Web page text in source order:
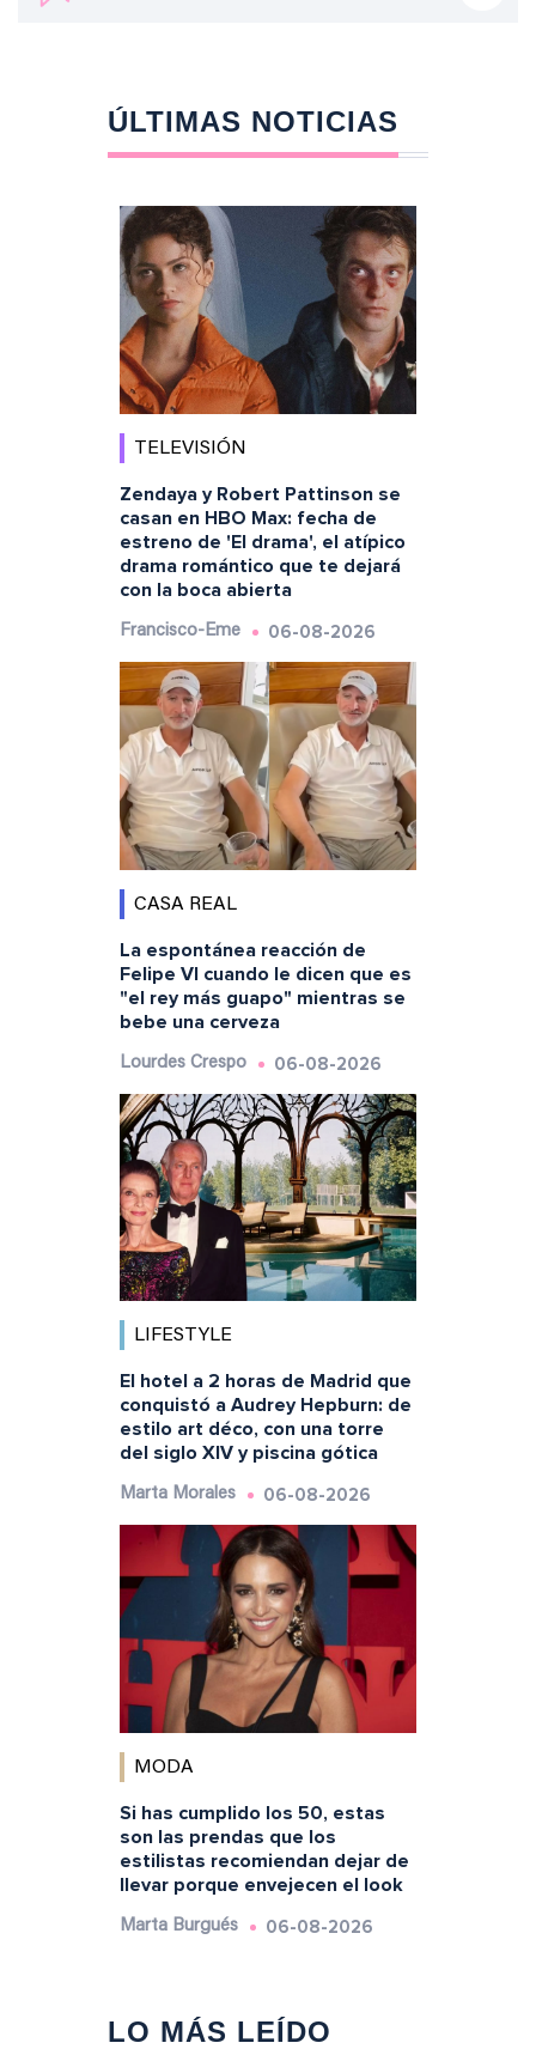
ÚLTIMAS NOTICIAS
TELEVISIÓN
Zendaya y Robert Pattinson se
casan en HBO Max: fecha de
estreno de 'El drama', el atípico
drama romántico que te dejará
con la boca abierta
Francisco-Eme 06-08-2026
CASA REAL
La espontánea reacción de
Felipe VI cuando le dicen que es
"el rey más guapo" mientras se
bebe una cerveza
Lourdes Crespo 06-08-2026
LIFESTYLE
El hotel a 2 horas de Madrid que
conquistó a Audrey Hepburn: de
estilo art déco, con una torre
del siglo XIV y piscina gótica
Marta Morales 06-08-2026
MODA
Si has cumplido los 50, estas
son las prendas que los
estilistas recomiendan dejar de
llevar porque envejecen el look
Marta Burgués 06-08-2026
LO MÁS LEÍDO